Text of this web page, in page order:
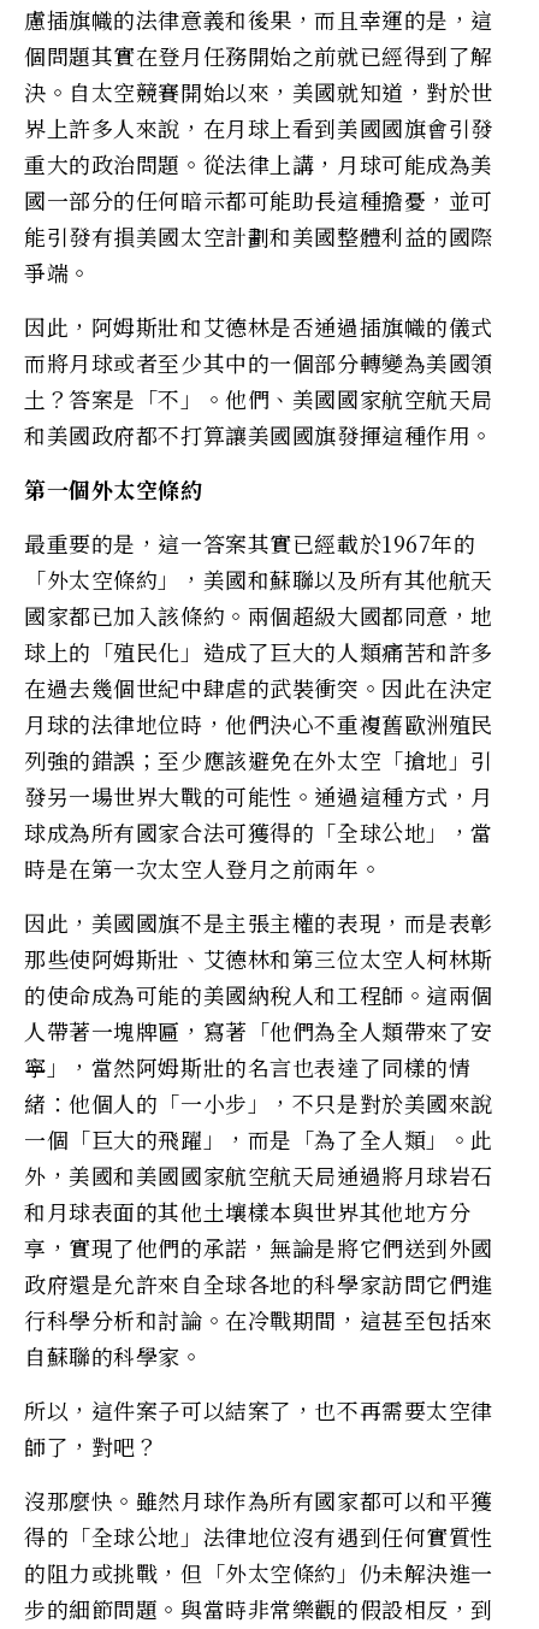
慮插旗幟的法律意義和後果，而且幸運的是，這
個問題其實在登月任務開始之前就已經得到了解
決。自太空競賽開始以來，美國就知道，對於世
界上許多人來說，在月球上看到美國國旗會引發
重大的政治問題。從法律上講，月球可能成為美
國一部分的任何暗示都可能助長這種擔憂，並可
能引發有損美國太空計劃和美國整體利益的國際
爭端。
因此，阿姆斯壯和艾德林是否通過插旗幟的儀式
而將月球或者至少其中的一個部分轉變為美國領
土？答案是「不」。他們、美國國家航空航天局
和美國政府都不打算讓美國國旗發揮這種作用。
第一個外太空條約
最重要的是，這一答案其實已經載於1967年的
「外太空條約」，美國和蘇聯以及所有其他航天
國家都已加入該條約。兩個超級大國都同意，地
球上的「殖民化」造成了巨大的人類痛苦和許多
在過去幾個世紀中肆虐的武裝衝突。因此在決定
月球的法律地位時，他們決心不重複舊歐洲殖民
列強的錯誤；至少應該避免在外太空「搶地」引
發另一場世界大戰的可能性。通過這種方式，月
球成為所有國家合法可獲得的「全球公地」，當
時是在第一次太空人登月之前兩年。
因此，美國國旗不是主張主權的表現，而是表彰
那些使阿姆斯壯、艾德林和第三位太空人柯林斯
的使命成為可能的美國納稅人和工程師。這兩個
人帶著一塊牌匾，寫著「他們為全人類帶來了安
寧」，當然阿姆斯壯的名言也表達了同樣的情
緒：他個人的「一小步」，不只是對於美國來說
一個「巨大的飛躍」，而是「為了全人類」。此
外，美國和美國國家航空航天局通過將月球岩石
和月球表面的其他土壤樣本與世界其他地方分
享，實現了他們的承諾，無論是將它們送到外國
政府還是允許來自全球各地的科學家訪問它們進
行科學分析和討論。在冷戰期間，這甚至包括來
自蘇聯的科學家。
所以，這件案子可以結案了，也不再需要太空律
師了，對吧？
沒那麼快。雖然月球作為所有國家都可以和平獲
得的「全球公地」法律地位沒有遇到任何實質性
的阻力或挑戰，但「外太空條約」仍未解決進一
步的細節問題。與當時非常樂觀的假設相反，到